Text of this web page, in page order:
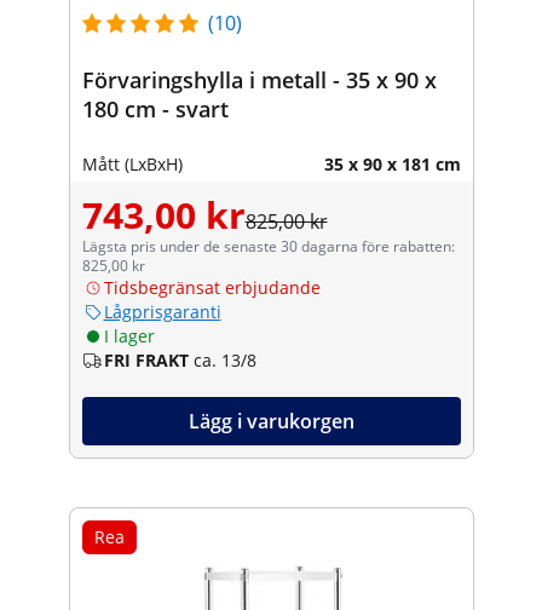
(10)
Förvaringshylla i metall - 35 x 90 x
180 cm - svart
Mått (LxBxH) 35 x 90 x 181 cm
743,00 kr825,00 kr
Lägsta pris under de senaste 30 dagarna före rabatten:
825,00 kr
Tidsbegränsat erbjudande
Lågprisgaranti
I lager
FRI FRAKT ca. 13/8
Lägg i varukorgen
Rea